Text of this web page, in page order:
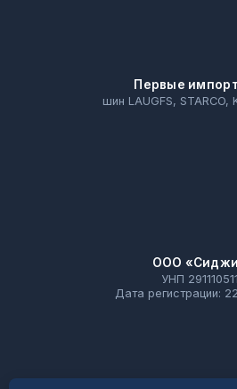
Первые
шин LAUGFS, STARCO,
ООО
УНП 291110511
Дата регистрации: